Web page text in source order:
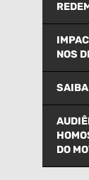
NOS
DO